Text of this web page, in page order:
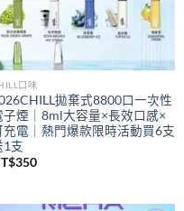
口味
拋棄式8800口一次性
子煙｜8ml大容量×長效口感×
充電｜熱門爆款限時活動買6支
1支
350